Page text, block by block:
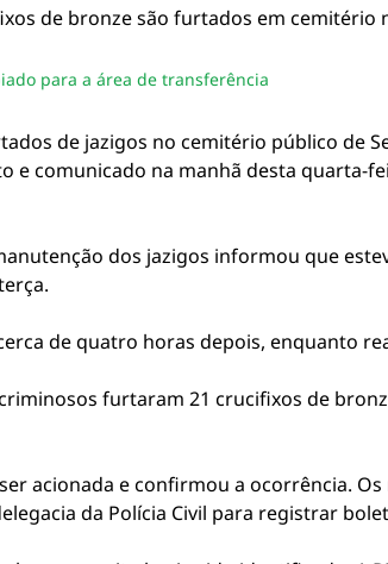
notíciapara a área de transferência
de jazigos no cemitério público de
e comunicado na manhã desta quarta-
dos jazigos informou que
de quatro horas depois, enquanto
furtaram 21 crucifixos de
acionada e confirmou a ocorrência.
da Polícia Civil para registrar